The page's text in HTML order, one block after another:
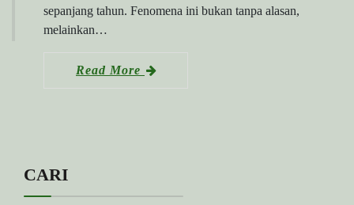
sepanjang tahun. Fenomena ini bukan tanpa alasan,
melainkan…
Read More
CARI